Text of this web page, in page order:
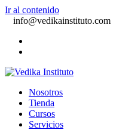
Ir al contenido
info@vedikainstituto.com
Nosotros
Tienda
Cursos
Servicios